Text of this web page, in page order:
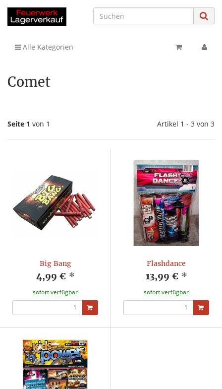
Alle Kategorien
Comet
Seite 1 von 1 Artikel 1 - 3 von 3
Big Bang
4,99 € *
sofort verfügbar
Flashdance
13,99 € *
sofort verfügbar